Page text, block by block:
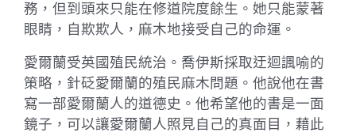
務，但到頭來只能在修道院度餘生。她只能蒙著
眼睛，自欺欺人，麻木地接受自己的命運。
愛爾蘭受英國殖民統治。喬伊斯採取迂迴諷喻的
策略，針砭愛爾蘭的殖民麻木問題。他說他在書
寫一部愛爾蘭人的道德史。他希望他的書是一面
鏡子，可以讓愛爾蘭人照見自己的真面目，藉此